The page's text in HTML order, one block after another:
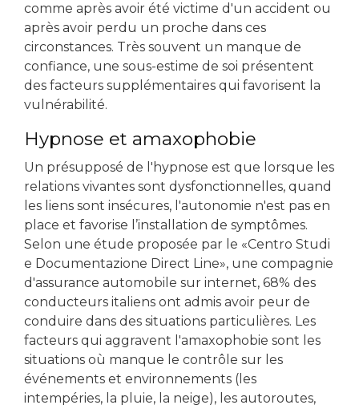
comme après avoir été victime d'un accident ou
après avoir perdu un proche dans ces
circonstances. Très souvent un manque de
confiance, une sous-estime de soi présentent
des facteurs supplémentaires qui favorisent la
vulnérabilité.
Hypnose et amaxophobie
Un présupposé de l'hypnose est que lorsque les
relations vivantes sont dysfonctionnelles, quand
les liens sont insécures, l'autonomie n'est pas en
place et favorise l’installation de symptômes.
Selon une étude proposée par le «Centro Studi
e Documentazione Direct Line», une compagnie
d'assurance automobile sur internet, 68% des
conducteurs italiens ont admis avoir peur de
conduire dans des situations particulières. Les
facteurs qui aggravent l'amaxophobie sont les
situations où manque le contrôle sur les
événements et environnements (les
intempéries, la pluie, la neige), les autoroutes,